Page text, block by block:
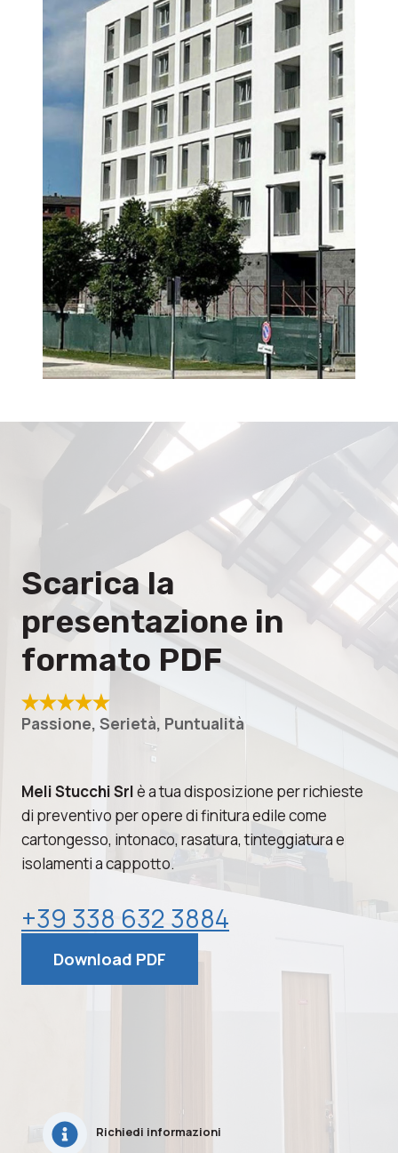
Scarica la
presentazione in
formato PDF
Passione, Serietà, Puntualità
Meli Stucchi Srlè a tua disposizione per richieste
di preventivo per opere di finitura edile come
cartongesso, intonaco, rasatura, tinteggiatura e
isolamenti a cappotto.
+39 338 632 3884
Download PDF
Richiedi informazioni